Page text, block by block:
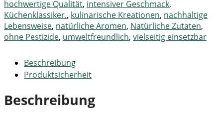
hochwertige Qualität, intensiver Geschmack,
Küchenklassiker., kulinarische Kreationen, nachhaltige
Lebensweise, natürliche Aromen, Natürliche Zutaten,
ohne Pestizide, umweltfreundlich, vielseitig einsetzbar
Beschreibung
Produktsicherheit
Beschreibung